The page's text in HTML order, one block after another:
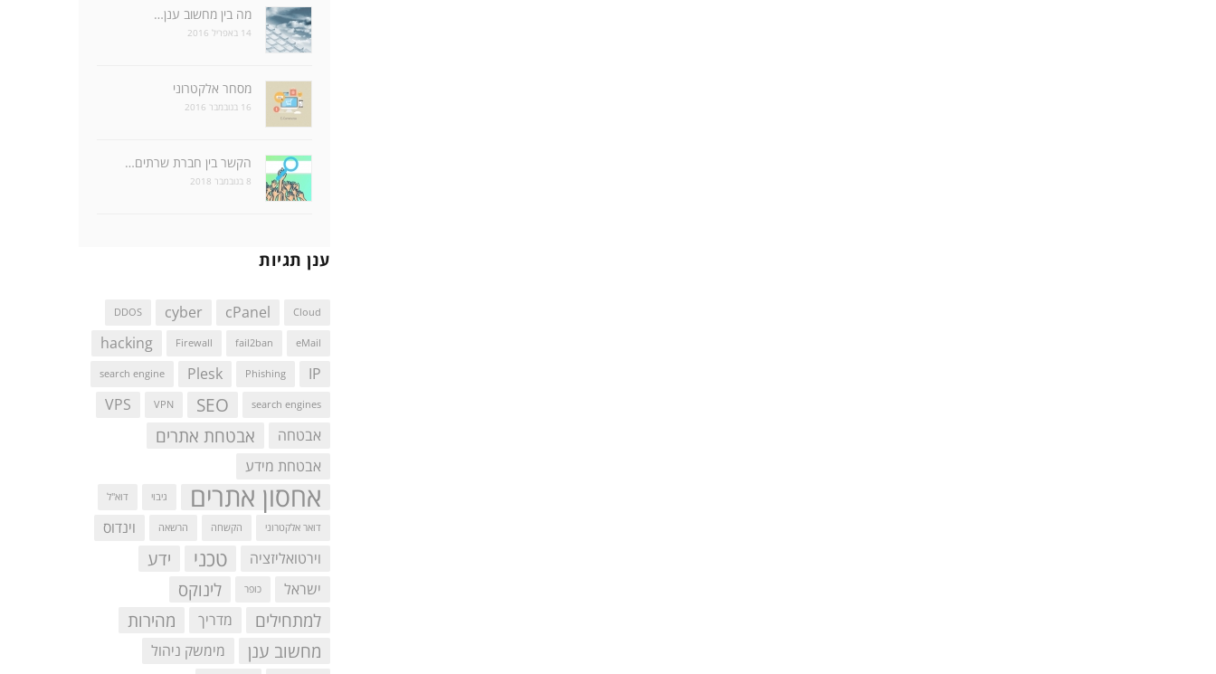
מה בין מחשוב ענן…
14 באפריל 2016
מסחר אלקטרוני
16 בנובמבר 2016
הקשר בין חברת שרתים…
8 בנובמבר 2018
ענן תגיות
Cloud
cPanel
cyber
DDOS
eMail
fail2ban
Firewall
hacking
IP
Phishing
Plesk
search engine
search engines
SEO
VPN
VPS
אבטחה
אבטחת אתרים
אבטחת מידע
אחסון אתרים גיבוי דוא"ל
דואר אלקטרוני הקשחה הרשאה
וינדוס
וירטואליזציה
טכני ידע
ישראל כופר
לינוקס
למתחילים
מדריך
מהירות
מחשוב ענן
מימשק ניהול